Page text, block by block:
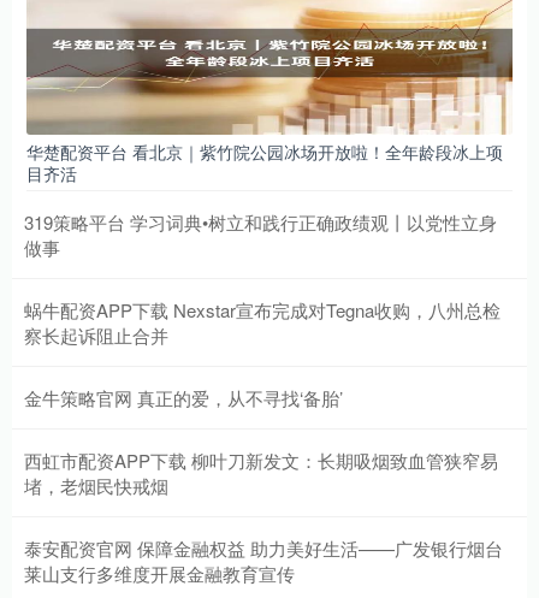
华楚配资平台 看北京｜紫竹院公园冰场开放啦！全年龄段冰上项
目齐活
319策略平台 学习词典•树立和践行正确政绩观丨以党性立身
做事
蜗牛配资APP下载 Nexstar宣布完成对Tegna收购，八州总检
察长起诉阻止合并
金牛策略官网 真正的爱，从不寻找‘备胎’
西虹市配资APP下载 柳叶刀新发文：长期吸烟致血管狭窄易
堵，老烟民快戒烟
泰安配资官网 保障金融权益 助力美好生活——广发银行烟台
莱山支行多维度开展金融教育宣传